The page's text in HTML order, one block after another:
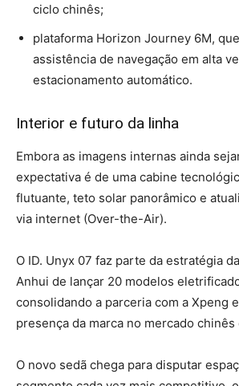
ciclo chinês;
plataforma Horizon Journey 6M,
assistência de navegação em alta
estacionamento automático.
Interior e futuro da linha
Embora as imagens internas ainda
expectativa é de uma cabine
flutuante, teto solar panorâmico e
via internet (Over-the-Air).
O ID. Unyx 07 faz parte da estratégia
Anhui de lançar 20 modelos
consolidando a parceria com a Xpeng
presença da marca no mercado chinês
O novo sedã chega para disputar